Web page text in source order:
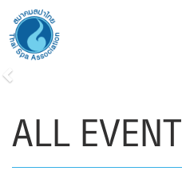
Previous
ALL EVENT